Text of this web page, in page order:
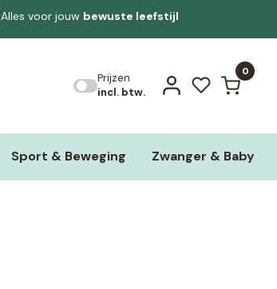
Alles voor jouw bewuste leefstijl
Prijzen
incl. btw.
0
Sport & Beweging Zwanger & Baby
Bekijk alle resultaten